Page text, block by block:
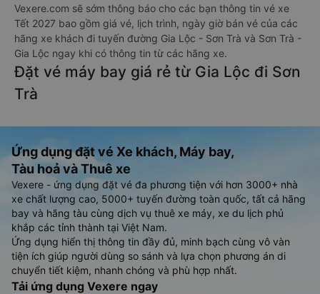
Vexere.com sẽ sớm thông báo cho các bạn thông tin vé xe
Tết 2027 bao gồm giá vé, lịch trình, ngày giờ bán vé của các
hãng xe khách đi tuyến đường Gia Lộc - Sơn Trà và Sơn Trà -
Gia Lộc ngay khi có thông tin từ các hãng xe.
Đặt vé máy bay giá rẻ từ Gia Lộc đi Sơn
Trà
Ứng dụng đặt vé Xe khách, Máy bay,
Tàu hoả và Thuê xe
Vexere - ứng dụng đặt vé đa phương tiện với hơn 3000+ nhà
xe chất lượng cao, 5000+ tuyến đường toàn quốc, tất cả hãng
bay và hãng tàu cùng dịch vụ thuê xe máy, xe du lịch phủ
khắp các tỉnh thành tại Việt Nam.
Ứng dụng hiển thị thông tin đầy đủ, minh bạch cùng vô vàn
tiện ích giúp người dùng so sánh và lựa chọn phương án di
chuyển tiết kiệm, nhanh chóng và phù hợp nhất.
Tải ứng dụng Vexere ngay